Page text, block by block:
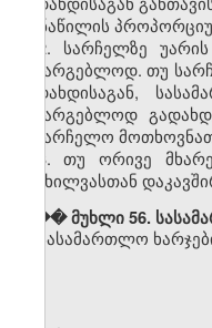
იმ ნაწილის
2. სარჩელზე
სასარგებლოდ. თუ
გადახდისაგან,
სასარგებლოდ
სასარჩელო
3. თუ ორივე
განხილვასთან
��� მუხლი 56.
სასამართლო